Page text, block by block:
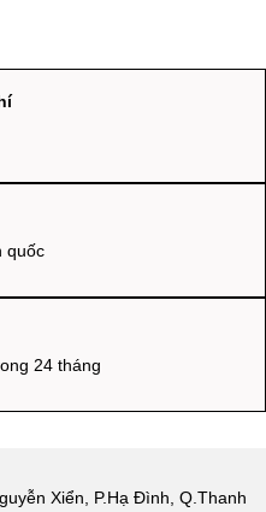
quốc
24 tháng
Xiển, P.Hạ Đình, Q.Thanh